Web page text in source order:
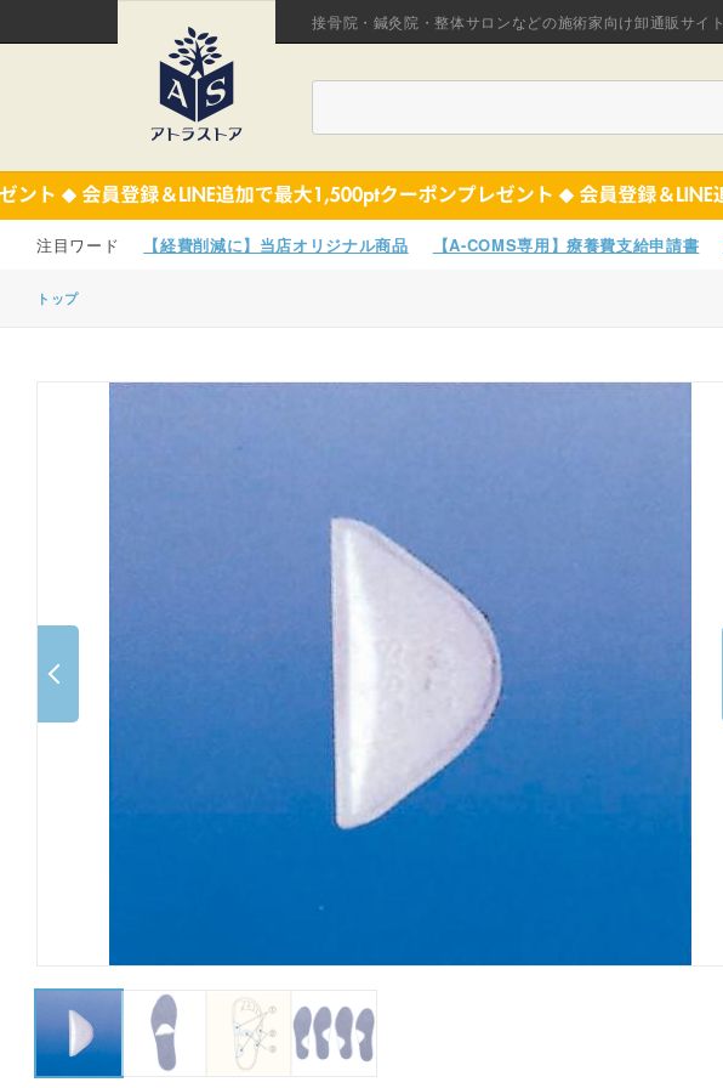
接骨院・鍼灸院・整体サロンなどの施術家向け卸通販サイト
【経費削減に】当店オリジナル商品 【A-COMS専用】療養費支給申請書
トップ